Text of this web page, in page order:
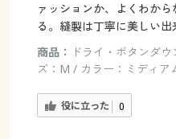
ァッションか、よくわか
る。縫製は丁寧に美しい出
商品：
ドライ・ボタンダ
ズ：M / カラー：ミディア
役に立った 0